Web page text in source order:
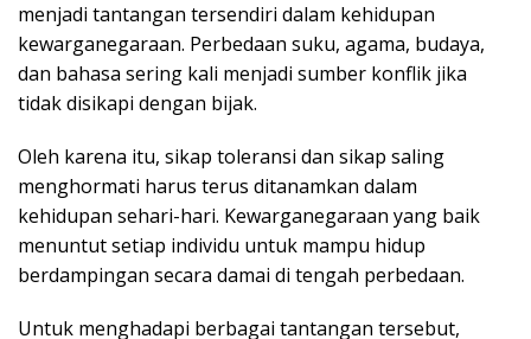
menjadi tantangan tersendiri dalam kehidupan
kewarganegaraan. Perbedaan suku, agama, budaya,
dan bahasa sering kali menjadi sumber konflik jika
tidak disikapi dengan bijak.
Oleh karena itu, sikap toleransi dan sikap saling
menghormati harus terus ditanamkan dalam
kehidupan sehari-hari. Kewarganegaraan yang baik
menuntut setiap individu untuk mampu hidup
berdampingan secara damai di tengah perbedaan.
Untuk menghadapi berbagai tantangan tersebut,